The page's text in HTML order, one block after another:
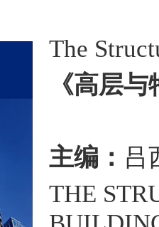
The
《高层
主编： 吕
THE